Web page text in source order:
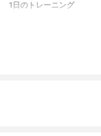
1日のトレーニング